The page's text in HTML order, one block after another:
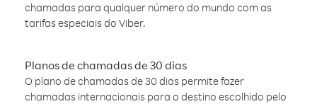
chamadas para qualquer número do mundo com as
tarifas especiais do Viber.
Planos de chamadas de 30 dias
O plano de chamadas de 30 dias permite fazer
chamadas internacionais para o destino escolhido pelo